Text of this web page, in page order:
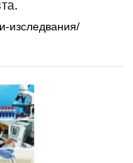
изследвания/